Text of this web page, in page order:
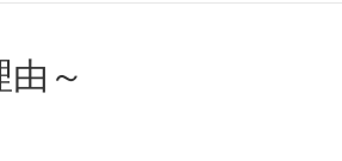
～